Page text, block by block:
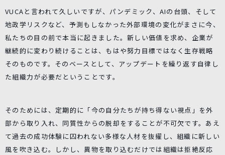
VUCAと言われて久しいですが、パンデミック、AIの台頭、そして
地政学リスクなど、予測もしなかった外部環境の変化がまさに今、
私たちの目の前で本当に起きました。新しい価値を求め、企業が
継続的に変わり続けることは、もはや努力目標ではなく生存戦略
そのものです。そのベースとして、アップデートを繰り返す自律し
た組織力が必要だということです。
そのためには、定期的に「今の自分たちが持ち得ない視点」を外
部から取り入れ、同質性からの脱却をすることが不可欠です。あえ
て過去の成功体験に囚われない多様な人材を抜擢し、組織に新しい
風を吹き込む。しかし、異物を取り込むだけでは組織は拒絶反応